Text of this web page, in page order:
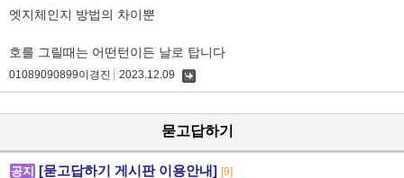
엣지체인지 방법의 차이뿐
호를 그릴때는 어떤턴이든 날로 탑니다
01089090899이경진 2023.12.09
묻고답하기
공지 [묻고답하기 게시판 이용안내] [9]